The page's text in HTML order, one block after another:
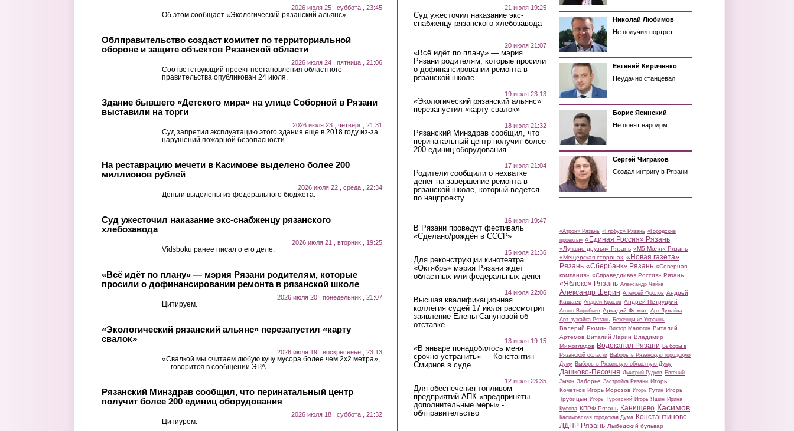
2026 июля 25 , суббота , 23:45
Об этом сообщает «Экологический рязанский альянс».
Облправительство создаст комитет по территориальной
обороне и защите объектов Рязанской области
2026 июля 24 , пятница , 21:06
Соответствующий проект постановления областного
правительства опубликован 24 июля.
Здание бывшего «Детского мира» на улице Соборной в Рязани
выставили на торги
2026 июля 23 , четверг , 21:31
Суд запретил эксплуатацию этого здания еще в 2018 году из-за
нарушений пожарной безопасности.
На реставрацию мечети в Касимове выделено более 200
миллионов рублей
2026 июля 22 , среда , 22:34
Деньги выделены из федерального бюджета.
Суд ужесточил наказание экс-снабженцу рязанского
хлебозавода
2026 июля 21 , вторник , 19:25
Vidsboku ранее писал о его деле.
«Всё идёт по плану» — мэрия Рязани родителям, которые
просили о дофинансировании ремонта в рязанской школе
2026 июля 20 , понедельник , 21:07
Цитируем.
«Экологический рязанский альянс» перезапустил «карту
свалок»
2026 июля 19 , воскресенье , 23:13
«Свалкой мы считаем любую кучу мусора более чем 2х2 метра»,
— говорится в сообщении ЭРА.
Рязанский Минздрав сообщил, что перинатальный центр
получит более 200 единиц оборудования
2026 июля 18 , суббота , 21:32
Цитиурем.
21 июля 19:25
Суд ужесточил наказание экс-
снабженцу рязанского хлебозавода
20 июля 21:07
«Всё идёт по плану» — мэрия
Рязани родителям, которые просили
о дофинансировании ремонта в
рязанской школе
19 июля 23:13
«Экологический рязанский альянс»
перезапустил «карту свалок»
18 июля 21:32
Рязанский Минздрав сообщил, что
перинатальный центр получит более
200 единиц оборудования
17 июля 21:04
Родители сообщили о нехватке
денег на завершение ремонта в
рязанской школе, который ведется
по нацпроекту
16 июля 19:47
В Рязани проведут фестиваль
«Сделано/рождён в СССР»
15 июля 21:36
Для реконструкции кинотеатра
«Октябрь» мэрия Рязани ждет
областных или федеральных денег
14 июля 22:06
Высшая квалификационная
коллегия судей 17 июля рассмотрит
заявление Елены Сапуновой об
отставке
13 июля 19:15
«В январе понадобилось меня
срочно устранить» — Константин
Смирнов в суде
12 июля 23:35
Для обеспечения топливом
предприятий АПК «предприняты
дополнительные меры» -
облправительство
Николай Любимов
Не получил портрет
Евгений Кириченко
Неудачно станцевал
Борис Ясинский
Не понят народом
Сергей Чиграков
Создал интригу в Рязани
«Атрон» Рязань «Глобус» Рязань «Городские
проекты» «Единая Россия» Рязань
«Лучшие друзья» Рязань «М5 Молл» Рязань
«Мещерская сторона» «Новая газета»
Рязань «Сбербанк» Рязань «Северная
компания» «Справедливая Россия» Рязань
«Яблоко» Рязань Александр Чайка
Александр Шерин Алексей Фролов Андрей
Кашаев Андрей Красов Андрей Петруцкий
Антон Воробьев Аркадий Фомин Арт-Лужайка
Арт-лужайка Рязань Беженцы из Украины
Валерий Рюмин Виктор Малюгин Виталий
Артемов Виталий Ларин Владимир
Мимоглядов Водоканал Рязани Выборы в
Рязанской области Выборы в Рязанскую городскую
Думу Выборы в Рязанскую областную Думу
Дашково-Песочня Дмитрий Гудков Евгений
Зызин Заборье Застройка Рязани Игорь
Кочетков Игорь Морозов Игорь Путин Игорь
Трубицын Игорь Туровский Игорь Яшин Ирина
Кусова КПРФ Рязань Канищево Касимов
Касимовская городская Дума Константиново
ЛДПР Рязань Лыбедский бульвар